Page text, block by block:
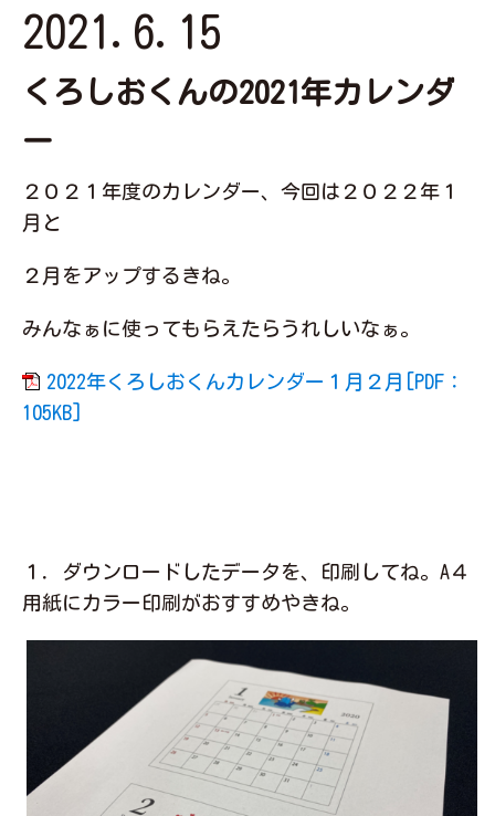
2021.6.15
くろしおくんの2021年カレンダ
ー
２０２１年度のカレンダー、今回は２０２２年１
月と
２月をアップするきね。
みんなぁに使ってもらえたらうれしいなぁ。
2022年くろしおくんカレンダー１月２月[PDF：
105KB]
１．ダウンロードしたデータを、印刷してね。A４
用紙にカラー印刷がおすすめやきね。